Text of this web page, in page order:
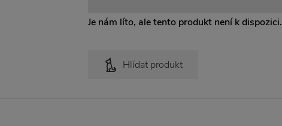
Je nám líto, ale tento produkt není k dispozici.
Hlídat produkt